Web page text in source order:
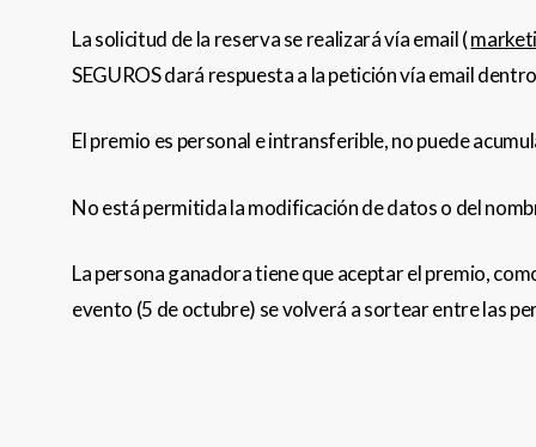
La solicitud de la reserva se realizará vía email (
SEGUROS dará respuesta a la petición vía email
El premio es personal e intransferible, no puede
No está permitida la modificación de datos o del
La persona ganadora tiene que aceptar el premio,
evento (5 de octubre) se volverá a sortear entre las